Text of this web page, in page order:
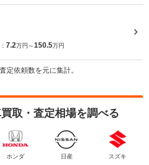
7.2万円～150.5万円
定依頼数を元に集計。
取・査定相場を調べる
ホンダ 日産 スズキ